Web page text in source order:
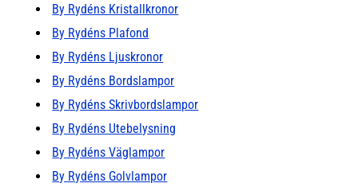
By Rydéns Kristallkronor
By Rydéns Plafond
By Rydéns Ljuskronor
By Rydéns Bordslampor
By Rydéns Skrivbordslampor
By Rydéns Utebelysning
By Rydéns Väglampor
By Rydéns Golvlampor